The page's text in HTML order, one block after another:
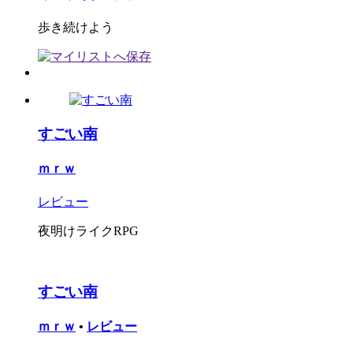
歩き続けよう
すごい南
ｍｒｗ
レビュー
夜明けライクRPG
すごい南
ｍｒｗ • レビュー